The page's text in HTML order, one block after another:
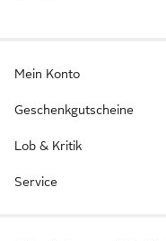
Mein Konto
Geschenkgutscheine
Lob & Kritik
Service